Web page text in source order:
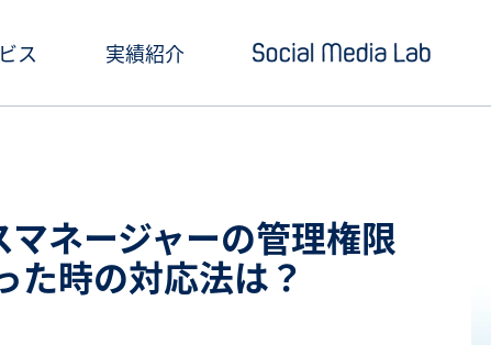
ス
エイティブ制作・撮影
投稿キャンペーン
実績紹介
お役立ち資料ダウンロード
ネージャーの管理権限
た時の対応法は？